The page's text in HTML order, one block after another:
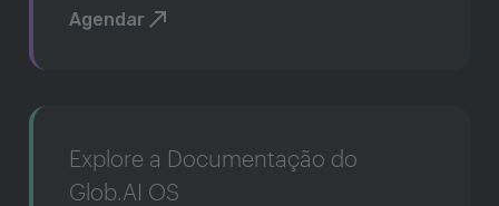
Agendar
Explore a Documentação do
Glob.AI OS